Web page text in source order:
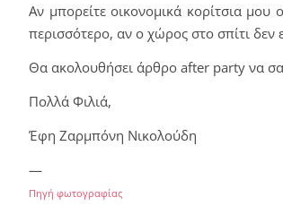
Αν μπορείτε οικονομικά κορίτσια μου
περισσότερο, αν ο χώρος στο σπίτι δεν
Θα ακολουθήσει άρθρο after party να
Πολλά Φιλιά,
Έφη Ζαρμπόνη Νικολούδη
—
Πηγή φωτογραφίας